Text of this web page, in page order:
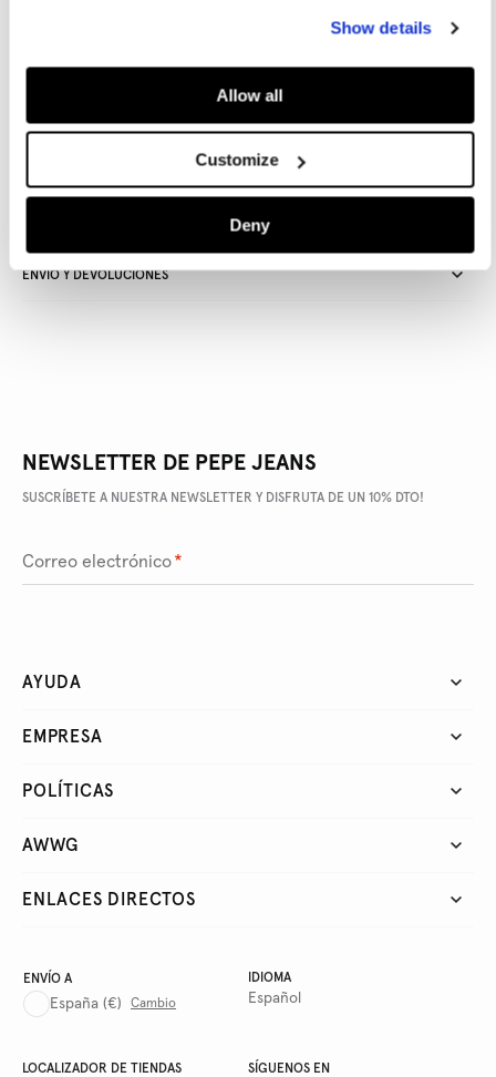
Show details
Allow all
Customize
Deny
Recogida gratuita en tienda
ENVÍO Y DEVOLUCIONES
NEWSLETTER DE PEPE JEANS
SUSCRÍBETE A NUESTRA NEWSLETTER Y DISFRUTA DE UN 10% DTO!
Correo electrónico*
AYUDA
EMPRESA
POLÍTICAS
AWWG
ENLACES DIRECTOS
ENVÍO A
España (€) Cambio
IDIOMA
Español
LOCALIZADOR DE TIENDAS SÍGUENOS EN